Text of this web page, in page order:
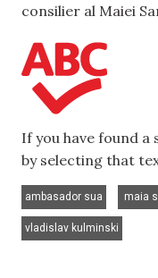
consilier al Maiei
If you have found
by selecting that
ambasador sua
maia
vladislav kulminski